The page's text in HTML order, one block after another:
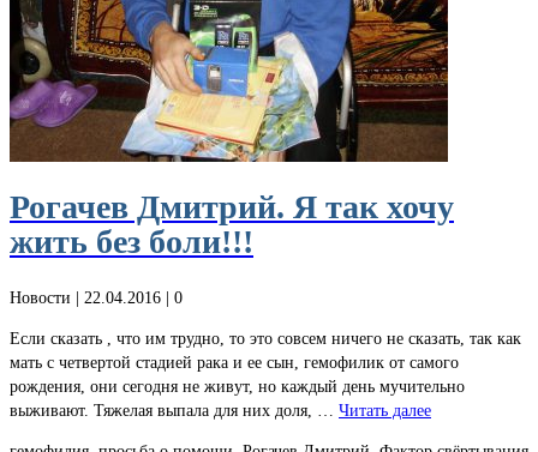
Рогачев Дмитрий. Я так хочу
жить без боли!!!
Новости | 22.04.2016 | 0
Если сказать , что им трудно, то это совсем ничего не сказать, так как
мать с четвертой стадией рака и ее сын, гемофилик от самого
рождения, они сегодня не живут, но каждый день мучительно
выживают. Тяжелая выпала для них доля, … Читать далее